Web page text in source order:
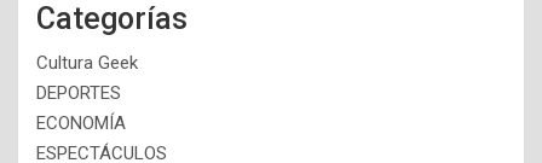
Categorías
Cultura Geek
DEPORTES
ECONOMÍA
ESPECTÁCULOS